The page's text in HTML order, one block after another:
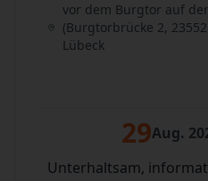
vor dem Burgtor auf
(Burgtorbrücke 2,
Lübeck
29Aug.
Unterhaltsam,